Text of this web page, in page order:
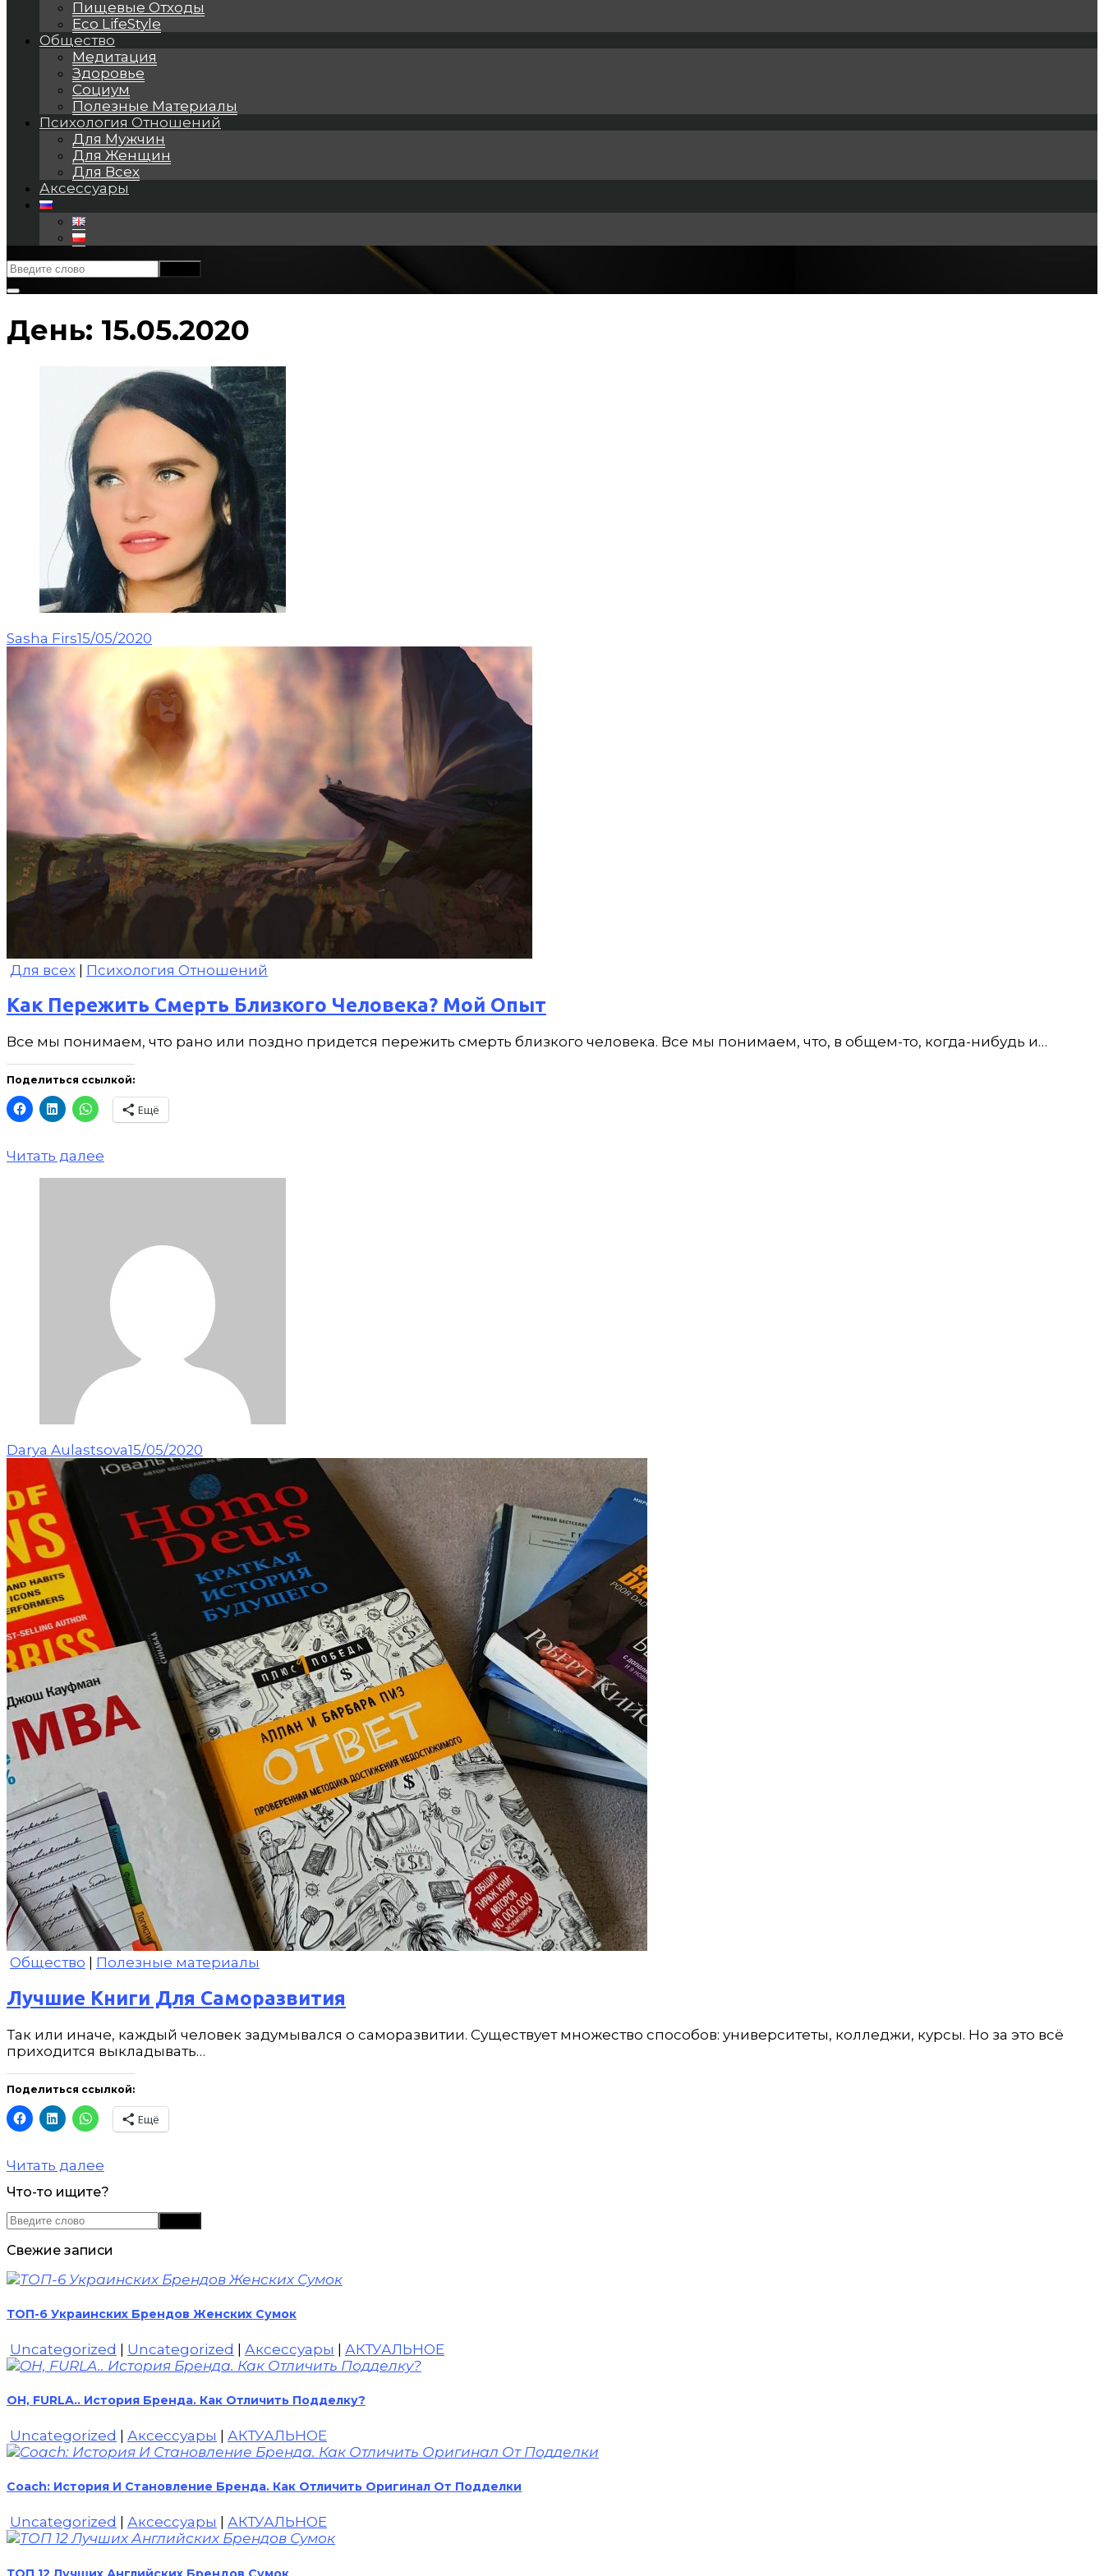
Пищевые Отходы
Eco LifeStyle
Общество
Медитация
Здоровье
Социум
Полезные Материалы
Психология Отношений
Для Мужчин
Для Женщин
Для Всех
Аксессуары
День: 15.05.2020
Sasha Firs15/05/2020
Для всех | Психология Отношений
Как Пережить Смерть Близкого Человека? Мой Опыт
Все мы понимаем, что рано или поздно придется пережить смерть близкого человека. Все мы понимаем, что, в общем-то, когда-нибудь и…
Поделиться ссылкой:
Ещё
Читать далее
Darya Aulastsova15/05/2020
Общество Полезные материалы
Лучшие Книги Для Саморазвития
Так или иначе, каждый человек задумывался о саморазвитии. Существует множество способов: университеты, колледжи, курсы. Но за это всё
приходится выкладывать…
Поделиться ссылкой:
Ещё
Читать далее
Что-то ищите?
Свежие записи
ТОП-6 Украинских Брендов Женских Сумок
Uncategorized | Uncategorized | Аксессуары | АКТУАЛЬНОЕ
OH, FURLA.. История Бренда. Как Отличить Подделку?
Uncategorized | Аксессуары | АКТУАЛЬНОЕ
Coach: История И Становление Бренда. Как Отличить Оригинал От Подделки
Uncategorized | Аксессуары | АКТУАЛЬНОЕ